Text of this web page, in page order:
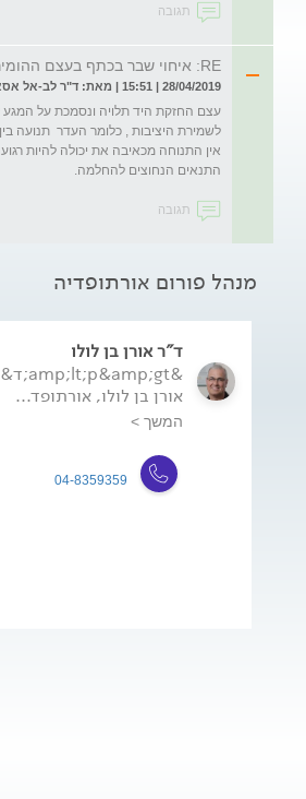
תגובה
RE: איחוי שבר בכתף בעצם ההומירוס
28/04/2019 | 15:51 | מאת: ד"ר לב-אל אסא
עצם החזקת היד תלויה ונסמכת על
לשמירת היציבות , כלומר העדר  תנועה
אין התנוחה מכאיבה את יכולה להיות
התנאים הנחוצים להחלמה.
תגובה
מנהל פורום אורתופדיה
ד"ר אורן בן לולו
אורן בן לולו, אורתופד...
המשך >
04-8359359